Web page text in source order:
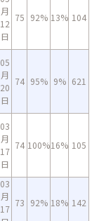
月
12
日
75 92% 13% 104
05
月
20
日
74 95% 9% 621
03
月
17
日
74 100%16% 105
03
月
17
73 92% 18% 142